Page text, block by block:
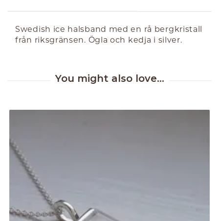
Swedish ice halsband med en rå bergkristall
från riksgränsen. Ögla och kedja i silver.